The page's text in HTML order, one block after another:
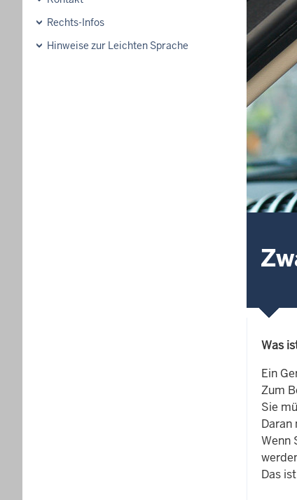
Rechts-Infos
Hinweise zur Leichten Sprache
Was
Ein
Zum
Sie
Daran
Wenn
Das